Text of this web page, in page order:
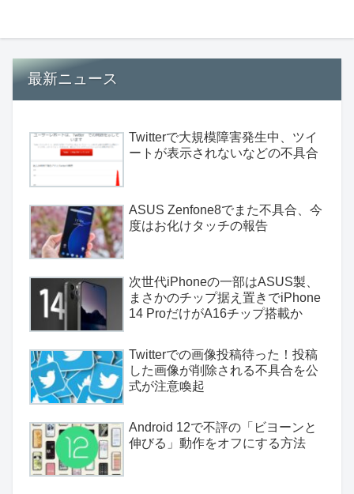
最新ニュース
Twitterで大規模障害発生中、ツイ
ートが表示されないなどの不具合
ASUS Zenfone8でまた不具合、今
度はお化けタッチの報告
次世代iPhoneの一部はASUS製、
まさかのチップ据え置きでiPhone
14 ProだけがA16チップ搭載か
Twitterでの画像投稿待った！投稿
した画像が削除される不具合を公
式が注意喚起
Android 12で不評の「ビヨーンと
伸びる」動作をオフにする方法